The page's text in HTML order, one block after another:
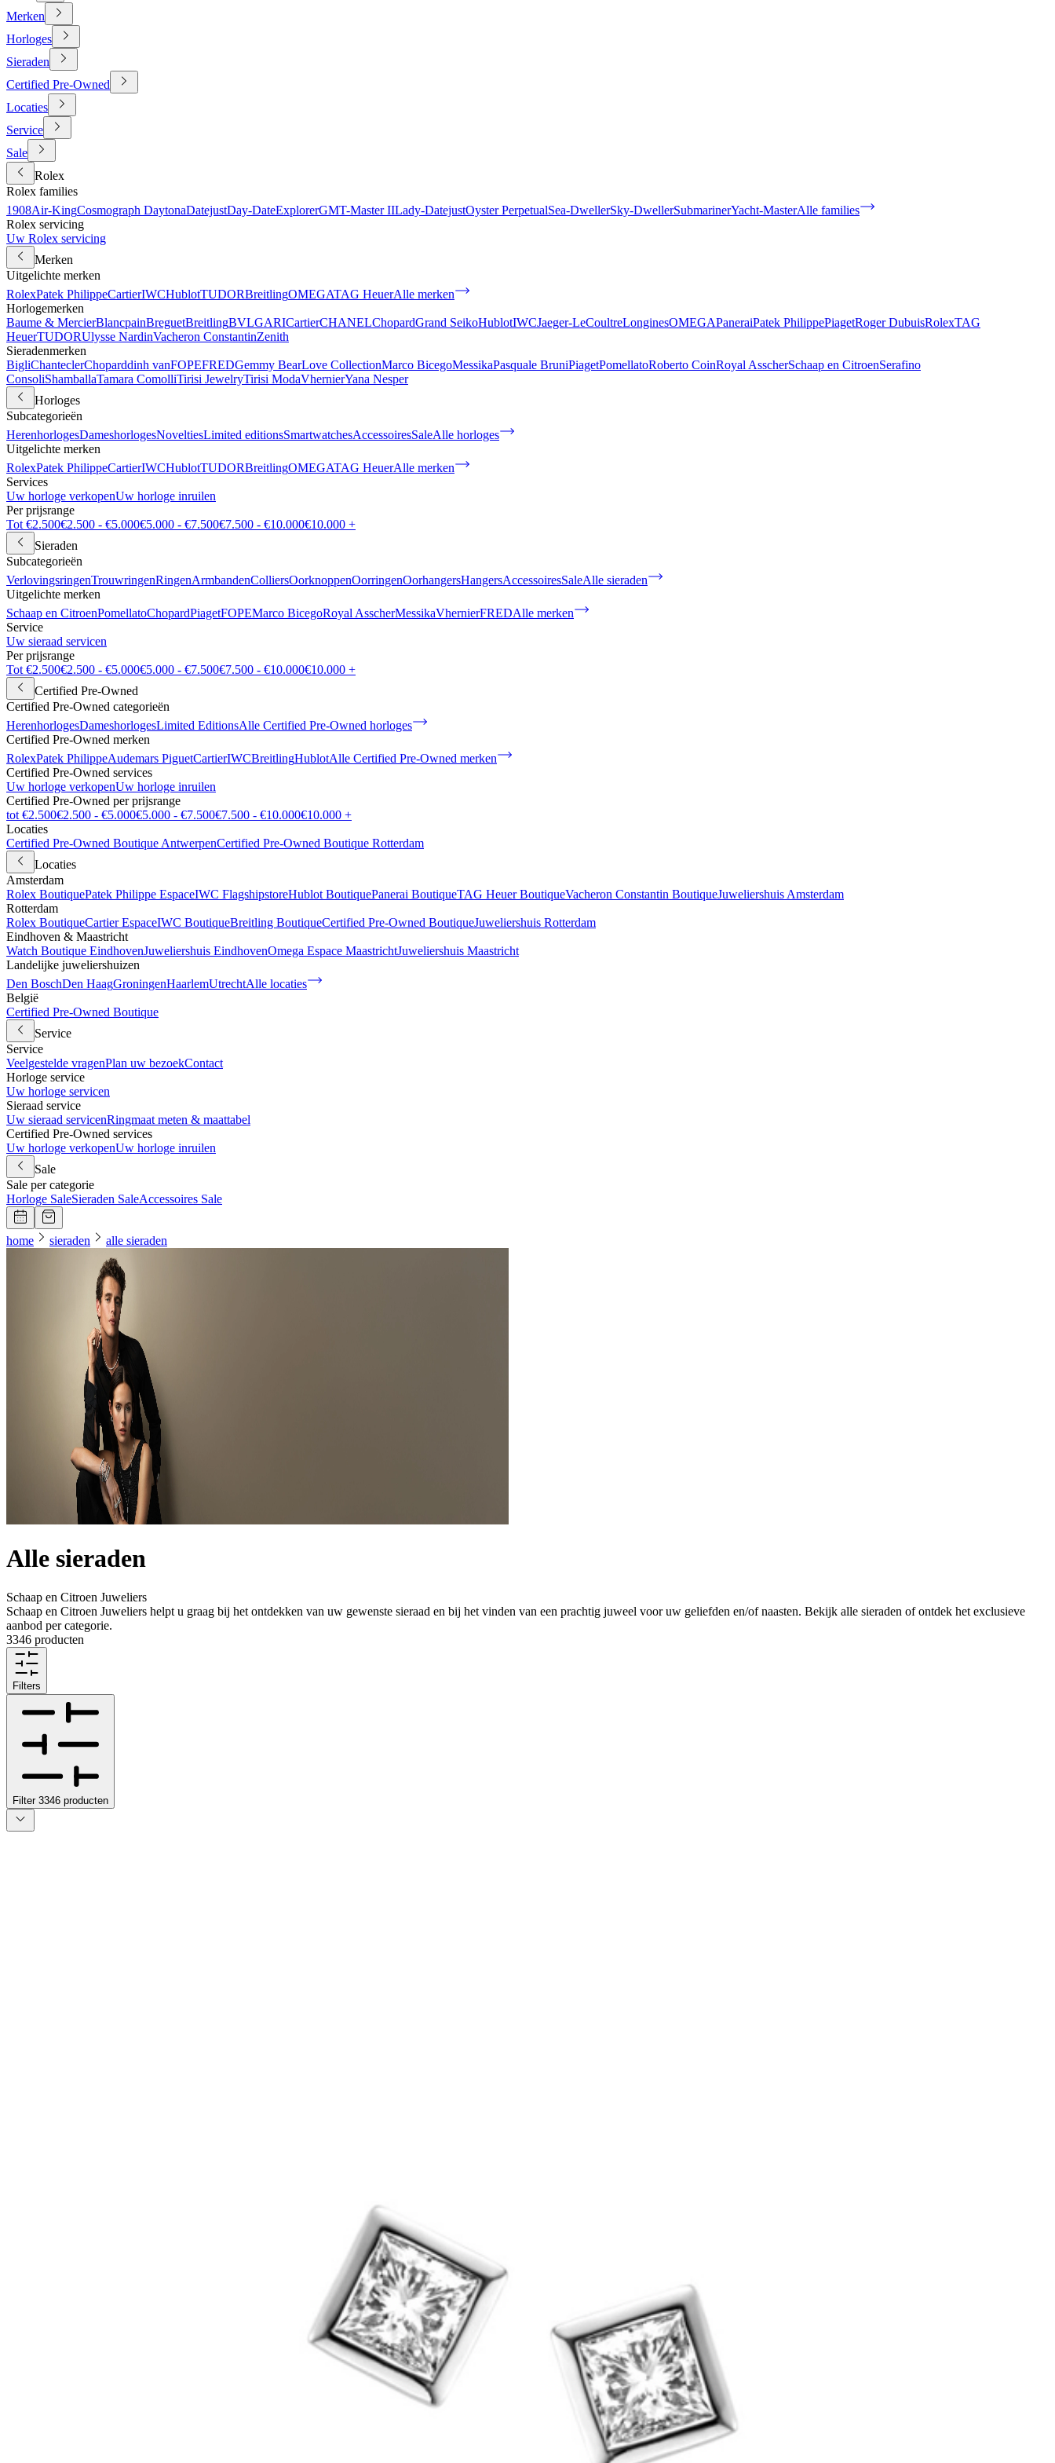
Merken
Horloges
Sieraden
Certified Pre-Owned
Locaties
Service
Sale
Rolex
Rolex families
1908Air-KingCosmograph DaytonaDatejustDay-DateExplorerGMT-Master IILady-DatejustOyster PerpetualSea-DwellerSky-DwellerSubmarinerYacht-MasterAlle families
Rolex servicing
Uw Rolex servicing
Merken
Uitgelichte merken
RolexPatek PhilippeCartierIWCHublotTUDORBreitlingOMEGATAG HeuerAlle merken
Horlogemerken
Baume & MercierBlancpainBreguetBreitlingBVLGARICartierCHANELChopardGrand SeikoHublotIWCJaeger-LeCoultreLonginesOMEGAPaneraiPatek PhilippePiagetRoger DubuisRolexTAG
HeuerTUDORUlysse NardinVacheron ConstantinZenith
Sieradenmerken
BigliChanteclerChoparddinh vanFOPEFREDGemmy BearLove CollectionMarco BicegoMessikaPasquale BruniPiagetPomellatoRoberto CoinRoyal AsscherSchaap en CitroenSerafino
ConsoliShamballaTamara ComolliTirisi JewelryTirisi ModaVhernierYana Nesper
Horloges
Subcategorieën
HerenhorlogesDameshorlogesNoveltiesLimited editionsSmartwatchesAccessoiresSaleAlle horloges
Uitgelichte merken
RolexPatek PhilippeCartierIWCHublotTUDORBreitlingOMEGATAG HeuerAlle merken
Services
Uw horloge verkopenUw horloge inruilen
Per prijsrange
Tot €2.500€2.500 - €5.000€5.000 - €7.500€7.500 - €10.000€10.000 +
Sieraden
Subcategorieën
VerlovingsringenTrouwringenRingenArmbandenColliersOorknoppenOorringenOorhangersHangersAccessoiresSaleAlle sieraden
Uitgelichte merken
Schaap en CitroenPomellatoChopardPiagetFOPEMarco BicegoRoyal AsscherMessikaVhernierFREDAlle merken
Service
Uw sieraad servicen
Per prijsrange
Tot €2.500€2.500 - €5.000€5.000 - €7.500€7.500 - €10.000€10.000 +
Certified Pre-Owned
Certified Pre-Owned categorieën
HerenhorlogesDameshorlogesLimited EditionsAlle Certified Pre-Owned horloges
Certified Pre-Owned merken
RolexPatek PhilippeAudemars PiguetCartierIWCBreitlingHublotAlle Certified Pre-Owned merken
Certified Pre-Owned services
Uw horloge verkopenUw horloge inruilen
Certified Pre-Owned per prijsrange
tot €2.500€2.500 - €5.000€5.000 - €7.500€7.500 - €10.000€10.000 +
Locaties
Certified Pre-Owned Boutique AntwerpenCertified Pre-Owned Boutique Rotterdam
Locaties
Amsterdam
Rolex BoutiquePatek Philippe EspaceIWC FlagshipstoreHublot BoutiquePanerai BoutiqueTAG Heuer BoutiqueVacheron Constantin BoutiqueJuweliershuis Amsterdam
Rotterdam
Rolex BoutiqueCartier EspaceIWC BoutiqueBreitling BoutiqueCertified Pre-Owned BoutiqueJuweliershuis Rotterdam
Eindhoven & Maastricht
Watch Boutique EindhovenJuweliershuis EindhovenOmega Espace MaastrichtJuweliershuis Maastricht
Landelijke juweliershuizen
Den BoschDen HaagGroningenHaarlemUtrechtAlle locaties
België
Certified Pre-Owned Boutique
Service
Service
Veelgestelde vragenPlan uw bezoekContact
Horloge service
Uw horloge servicen
Sieraad service
Uw sieraad servicenRingmaat meten & maattabel
Certified Pre-Owned services
Uw horloge verkopenUw horloge inruilen
Sale
Sale per categorie
Horloge SaleSieraden SaleAccessoires Sale
home sieraden alle sieraden
Alle sieraden
Schaap en Citroen Juweliers
Schaap en Citroen Juweliers helpt u graag bij het ontdekken van uw gewenste sieraad en bij het vinden van een prachtig juweel voor uw geliefden en/of naasten. Bekijk alle sieraden of ontdek het exclusieve
aanbod per categorie.
3346 producten
Filters
Filter 3346 producten